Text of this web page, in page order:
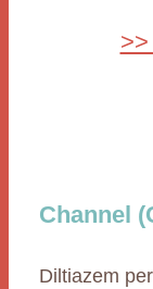
Channel
Diltiazem